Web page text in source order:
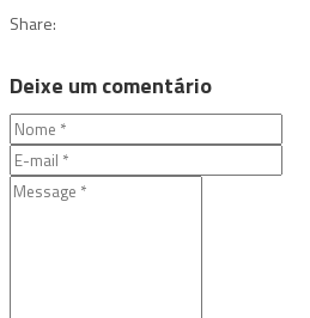
Share:
Deixe um comentário